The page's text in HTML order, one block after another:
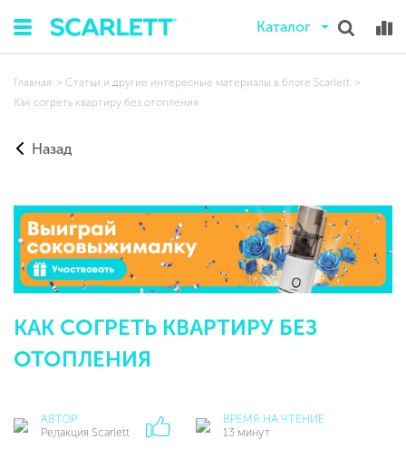
Каталог
Главная
Статьи и другие интересные материалы в блоге Scarlett
Как согреть квартиру без отопления
Назад
КАК СОГРЕТЬ КВАРТИРУ БЕЗ
ОТОПЛЕНИЯ
АВТОР
Редакция Scarlett
ВРЕМЯ НА ЧТЕНИЕ
13 минут